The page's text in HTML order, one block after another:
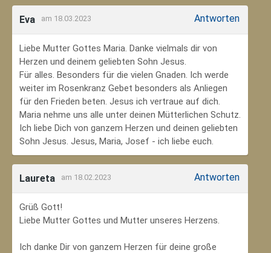
Eva am 18.03.2023 Antworten
Liebe Mutter Gottes Maria. Danke vielmals dir von
Herzen und deinem geliebten Sohn Jesus.
Für alles. Besonders für die vielen Gnaden. Ich werde
weiter im Rosenkranz Gebet besonders als Anliegen
für den Frieden beten. Jesus ich vertraue auf dich.
Maria nehme uns alle unter deinen Mütterlichen Schutz.
Ich liebe Dich von ganzem Herzen und deinen geliebten
Sohn Jesus. Jesus, Maria, Josef - ich liebe euch.
Laureta am 18.02.2023 Antworten
Grüß Gott!
Liebe Mutter Gottes und Mutter unseres Herzens.
Ich danke Dir von ganzem Herzen für deine große